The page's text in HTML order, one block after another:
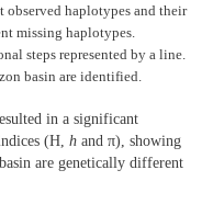
observed haplotypes and their
missing haplotypes.
steps represented by a line.
basin are identified.
in a significant
(H, h and π), showing
are genetically different